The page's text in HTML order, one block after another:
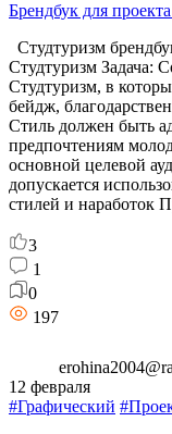
Брендбук для
Студтуризм
Студтуризм Задача:
Студтуризм, в
бейдж,
Стиль должен быть
предпочтениям
основной целевой
допускается
стилей и
3
1
0
197
12 февраля
#Графический